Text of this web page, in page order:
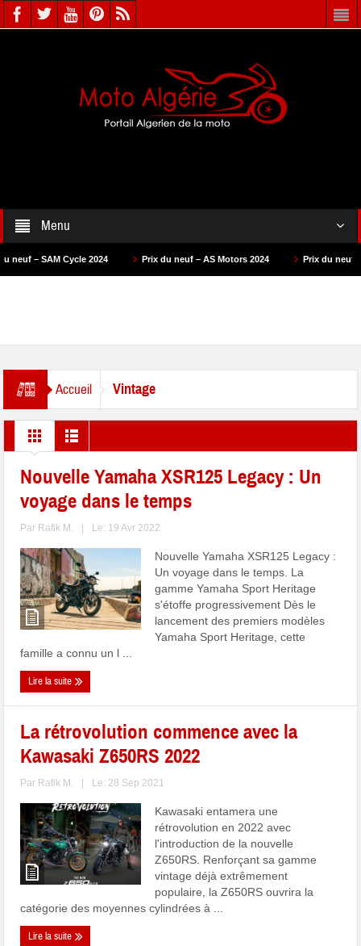
Menu
Cycle 2024 Prix du neuf – AS Motors 2024 Prix du neuf – VMS
Accueil Vintage
Nouvelle Yamaha XSR125 Legacy : Un
voyage dans le temps
Par Rafik M. Le: 19 Avr 2022
Nouvelle Yamaha XSR125 Legacy :
Un voyage dans le temps. La
gamme Yamaha Sport Heritage
s'étoffe progressivement Dès le
lancement des premiers modèles
Yamaha Sport Heritage, cette
famille a connu un l ...
Lire la suite
La rétrovolution commence avec la
Kawasaki Z650RS 2022
Par Rafik M. Le: 28 Sep 2021
Kawasaki entamera une
rétrovolution en 2022 avec
l'introduction de la nouvelle
Z650RS. Renforçant sa gamme
vintage déjà extrêmement
populaire, la Z650RS ouvrira la
catégorie des moyennes cylindrées à ...
Lire la suite